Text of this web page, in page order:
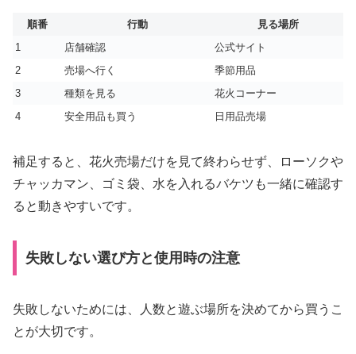
順番 行動
見る場所
1
店舗確認
公式サイト
2
売場へ行く
季節用品
3
種類を見る
花火コーナー
4
安全用品も買う 日用品売場
補足すると、花火売場だけを見て終わらせず、ローソクや
チャッカマン、ゴミ袋、水を入れるバケツも一緒に確認す
ると動きやすいです。
失敗しない選び方と使用時の注意
失敗しないためには、人数と遊ぶ場所を決めてから買うこ
とが大切です。